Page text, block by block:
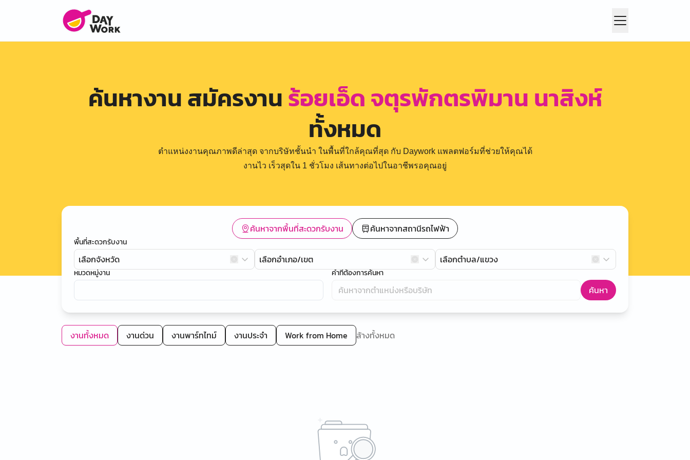
ค้นหางาน สมัครงานร้อยเอ็ด จตุรพักตรพิมาน นาสิงห์
ทั้งหมด
ตำแหน่งงานคุณภาพดีล่าสุด จากบริษัทชั้นนำ ในพื้นที่ใกล้คุณที่สุด กับ Daywork แพลตฟอร์มที่ช่วยให้คุณได้
งานไว เร็วสุดใน 1 ชั่วโมง เส้นทางต่อไปในอาชีพรอคุณอยู่
ค้นหาจากพื้นที่สะดวกรับงาน ค้นหาจากสถานีรถไฟฟ้า
พื้นที่สะดวกรับงาน
เลือกจังหวัด เลือกอำเภอ/เขต เลือกตำบล/แขวง
หมวดหมู่งาน คำที่ต้องการค้นหา
ค้นหา
งานทั้งหมด งานด่วน งานพาร์ทไทม์ งานประจำ Work from Home ล้างทั้งหมด